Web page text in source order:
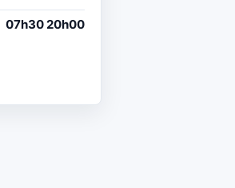
07h30 20h00